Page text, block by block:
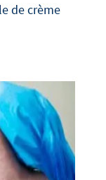
de crème